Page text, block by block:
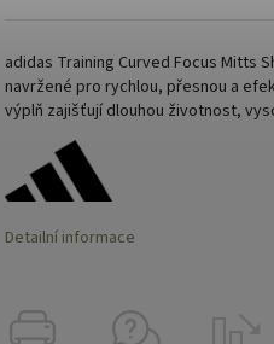
adidas Training Curved Focus Mitts
navržené pro rychlou, přesnou a
výplň zajišťují dlouhou životnost,
Detailní informace